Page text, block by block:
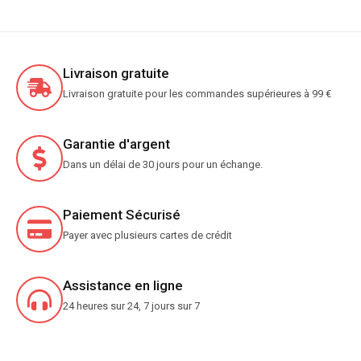
Livraison gratuite
Livraison gratuite pour les commandes supérieures à 99 €
Garantie d'argent
Dans un délai de 30 jours pour un échange.
Paiement Sécurisé
Payer avec plusieurs cartes de crédit
Assistance en ligne
24 heures sur 24, 7 jours sur 7